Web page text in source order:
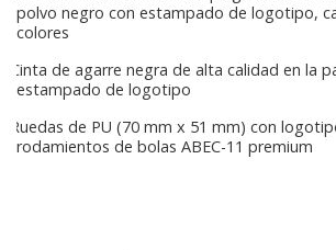
polvo negro con estampado de logotipo,
colores
Cinta de agarre negra de alta calidad en la
estampado de logotipo
Ruedas de PU (70 mm x 51 mm) con
rodamientos de bolas ABEC-11 premium